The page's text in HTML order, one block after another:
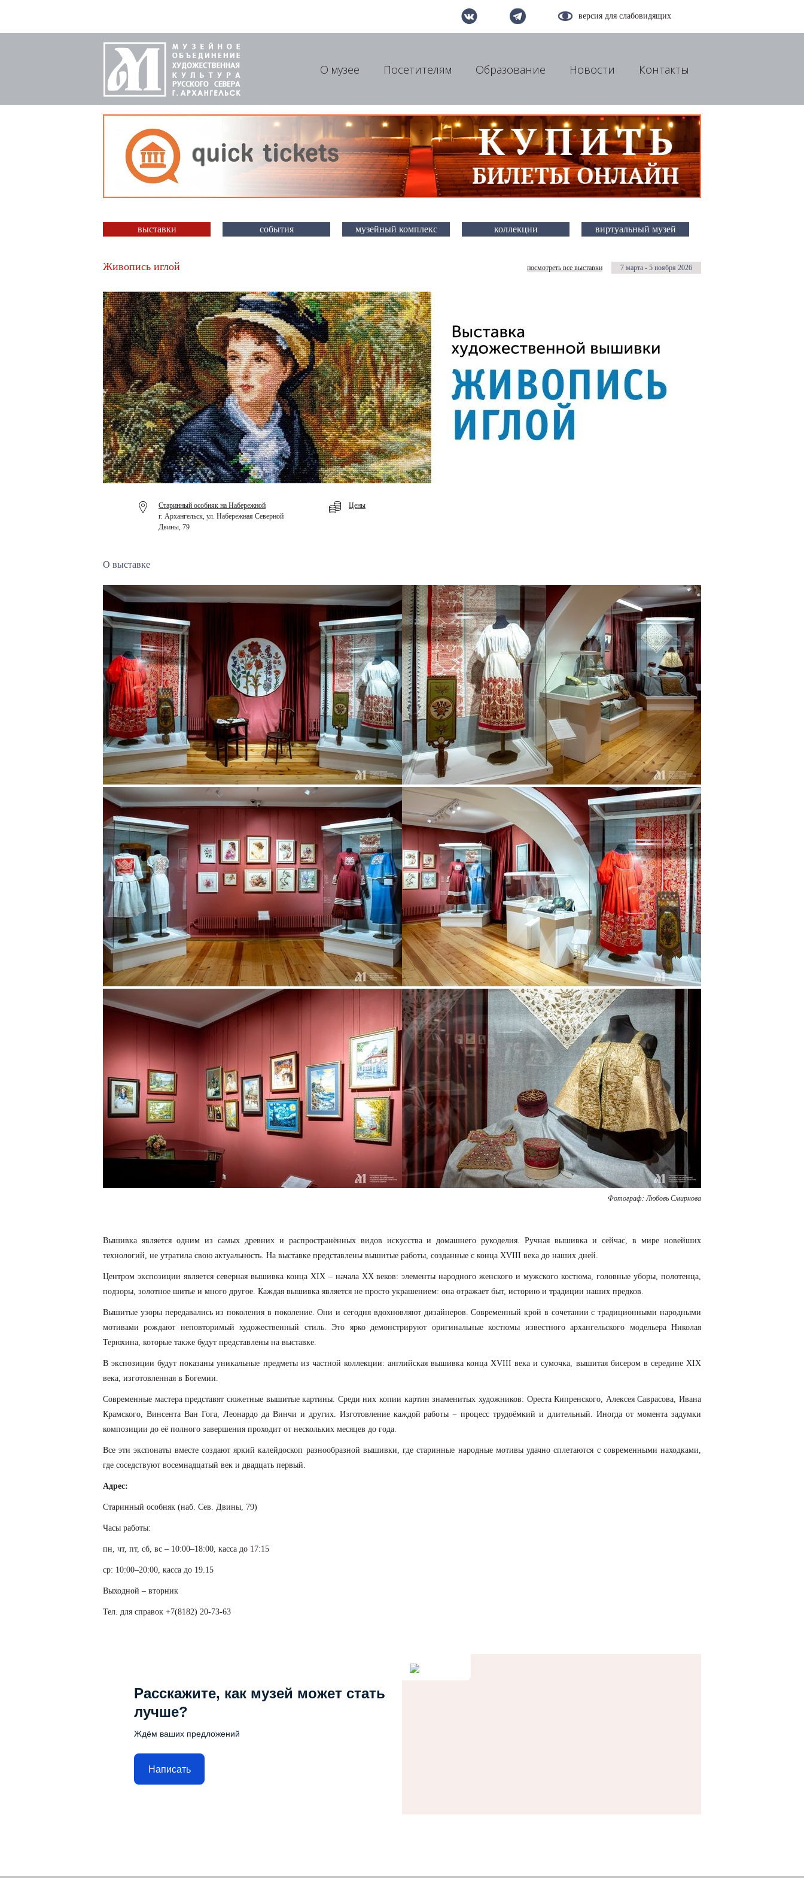
версия для слабовидящих
О музее Посетителям Образование Новости Контакты
выставки события музейный комплекс коллекции виртуальный музей
Живопись иглой посмотреть все выставки 7 марта - 5 ноября 2026
Старинный особняк на Набережной
г. Архангельск, ул. Набережная Северной
Двины, 79
Цены
О выставке
Фотограф: Любовь Смирнова
Вышивка является одним из самых древних и распространённых видов искусства и домашнего рукоделия. Ручная вышивка и сейчас, в мире новейших
технологий, не утратила свою актуальность. На выставке представлены вышитые работы, созданные с конца XVIII века до наших дней.
Центром экспозиции является северная вышивка конца XIX – начала XX веков: элементы народного женского и мужского костюма, головные уборы, полотенца,
подзоры, золотное шитье и много другое. Каждая вышивка является не просто украшением: она отражает быт, историю и традиции наших предков.
Вышитые узоры передавались из поколения в поколение. Они и сегодня вдохновляют дизайнеров. Современный крой в сочетании с традиционными народными
мотивами рождают неповторимый художественный стиль. Это ярко демонстрируют оригинальные костюмы известного архангельского модельера Николая
Терюхина, которые также будут представлены на выставке.
В экспозиции будут показаны уникальные предметы из частной коллекции: английская вышивка конца XVIII века и сумочка, вышитая бисером в середине XIX
века, изготовленная в Богемии.
Современные мастера представят сюжетные вышитые картины. Среди них копии картин знаменитых художников: Ореста Кипренского, Алексея Саврасова, Ивана
Крамского, Винсента Ван Гога, Леонардо да Винчи и других. Изготовление каждой работы − процесс трудоёмкий и длительный. Иногда от момента задумки
композиции до её полного завершения проходит от нескольких месяцев до года.
Все эти экспонаты вместе создают яркий калейдоскоп разнообразной вышивки, где старинные народные мотивы удачно сплетаются с современными находками,
где соседствуют восемнадцатый век и двадцать первый.
Адрес:
Старинный особняк (наб. Сев. Двины, 79)
Часы работы:
пн, чт, пт, сб, вс – 10:00–18:00, касса до 17:15
ср: 10:00–20:00, касса до 19.15
Выходной – вторник
Тел. для справок +7(8182) 20-73-63
Расскажите, как музей может стать
лучше?
Ждём ваших предложений
Написать